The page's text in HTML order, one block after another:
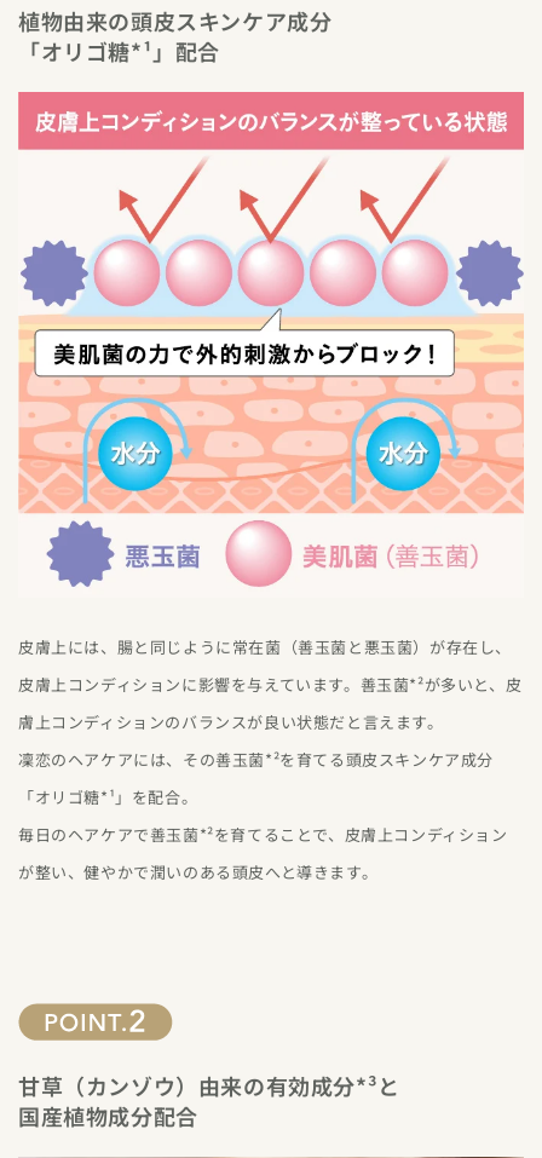
植物由来の頭皮スキンケア成分
「オリゴ糖*¹」配合
皮膚上には、腸と同じように常在菌（善玉菌と悪玉菌）が存在し、
皮膚上コンディションに影響を与えています。善玉菌*²が多いと、皮
膚上コンディションのバランスが良い状態だと言えます。
凜恋のヘアケアには、その善玉菌*²を育てる頭皮スキンケア成分
「オリゴ糖*¹」を配合。
毎日のヘアケアで善玉菌*²を育てることで、皮膚上コンディション
が整い、健やかで潤いのある頭皮へと導きます。
甘草（カンゾウ）由来の有効成分*³と
国産植物成分配合